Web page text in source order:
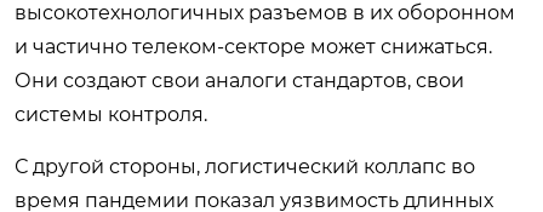
высокотехнологичных разъемов в их оборонном
и частично телеком-секторе может снижаться.
Они создают свои аналоги стандартов, свои
системы контроля.
С другой стороны, логистический коллапс во
время пандемии показал уязвимость длинных